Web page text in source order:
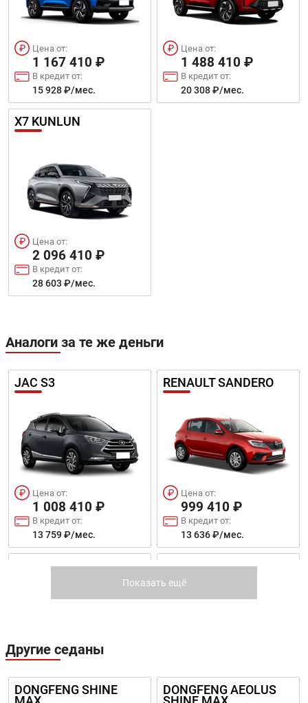
Цена от:
1 167 410 ₽
В кредит от:
15 928 ₽/мес.
Цена от:
1 488 410 ₽
В кредит от:
20 308 ₽/мес.
X7 KUNLUN
Цена от:
2 096 410 ₽
В кредит от:
28 603 ₽/мес.
Аналоги за те же деньги
JAC S3
Цена от:
1 008 410 ₽
В кредит от:
13 759 ₽/мес.
RENAULT SANDERO
Цена от:
999 410 ₽
В кредит от:
13 636 ₽/мес.
VOLKSWAGEN POLO
Цена от:
1 005 310 ₽
LADA LARGUS
УНИВЕРСАЛ
Цена от:
1 059 410 ₽
Показать ещё
Другие седаны
DONGFENG SHINE DONGFENG AEOLUS